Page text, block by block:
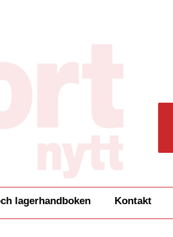
lagerhandboken Kontakt